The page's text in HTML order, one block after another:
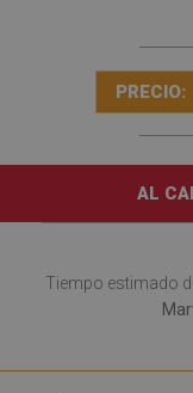
PRECIO:
AL
Tiempo estimado